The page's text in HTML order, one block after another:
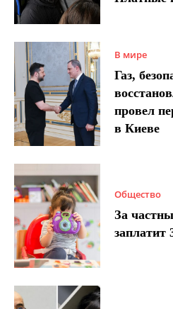
В мире
Газ,
провел
в Киеве
Общество
За
заплатит